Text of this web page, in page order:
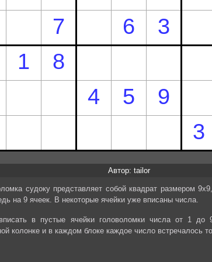
Автор: tailor
судоку представляет собой квадрат размером
на 9 ячеек. В некоторые ячейки уже вписаны числа.
в пустые ячейки головоломки числа от 1 до
колонке и в каждом блоке каждое число встречалось